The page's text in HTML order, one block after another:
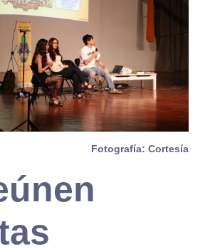
Fotografía: Cortesía